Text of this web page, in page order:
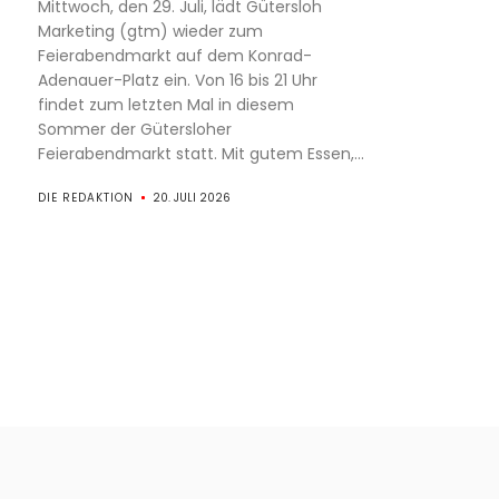
Mittwoch, den 29. Juli, lädt Gütersloh
Marketing (gtm) wieder zum
Feierabendmarkt auf dem Konrad-
Adenauer-Platz ein. Von 16 bis 21 Uhr
findet zum letzten Mal in diesem
Sommer der Gütersloher
Feierabendmarkt statt. Mit gutem Essen,...
DIE REDAKTION 20. JULI 2026